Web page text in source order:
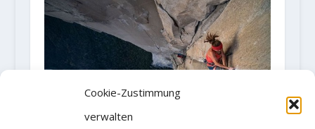
Cookie-Zustimmung
verwalten